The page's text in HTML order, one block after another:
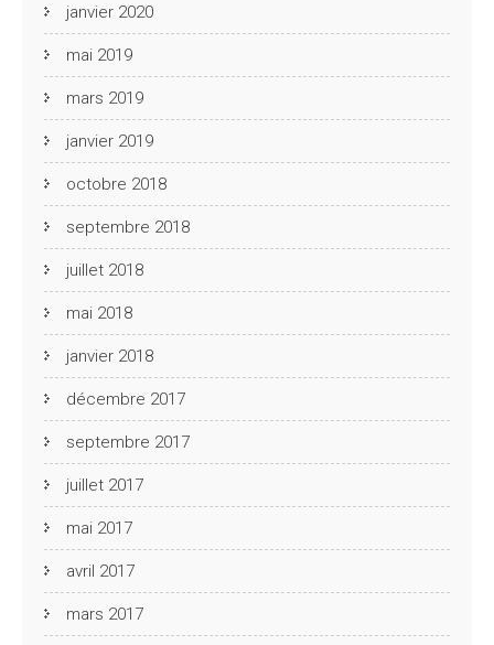
janvier 2020
mai 2019
mars 2019
janvier 2019
octobre 2018
septembre 2018
juillet 2018
mai 2018
janvier 2018
décembre 2017
septembre 2017
juillet 2017
mai 2017
avril 2017
mars 2017